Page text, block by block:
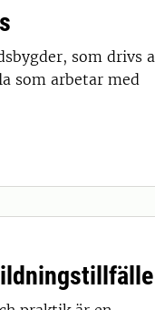
som drivs
som arbetar med